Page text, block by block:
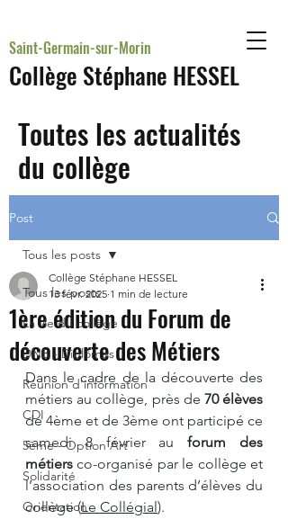
Collège Stéphane HESSEL
Saint-Germain-sur-Morin
Toutes les actualités
du collège
Post
Tous les posts
La vie du collège
DNB - Diplômes
Réunion d'information
CDI
5ème - Option Art
Solidarité
Orientation
Tous les posts
1ère édition du Forum de
découverte des Métiers
Collège Stéphane HESSEL
13 févr. 2025 1 min de lecture
Dans le cadre de la découverte des
métiers au collège, près de 70 élèves
de 4ème et de 3ème ont participé ce
samedi 8 février au forum des
métiers co-organisé par le collège et
l’association des parents d’élèves du
collège (Le Collégial).